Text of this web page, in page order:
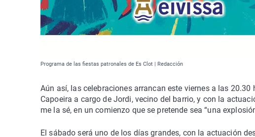
Programa de las fiestas patronales de Es Clot | Redacción
Aún así, las celebraciones arrancan este viernes a las
Capoeira a cargo de Jordi, vecino del barrio, y con la
me la sé, en un comienzo que se pretende sea “una
El sábado será uno de los días grandes, con la actuación